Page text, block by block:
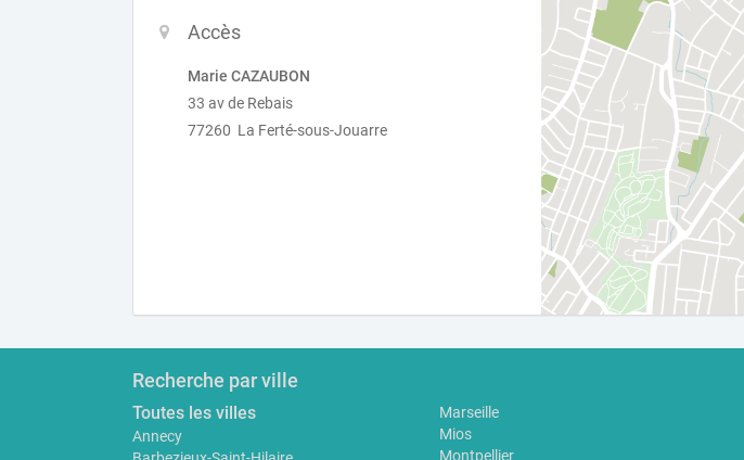
Accès
Marie CAZAUBON
33 av de Rebais
77260 La Ferté-sous-Jouarre
Recherche par ville
Toutes les villes
Annecy
Marseille
Mios
Montpellier